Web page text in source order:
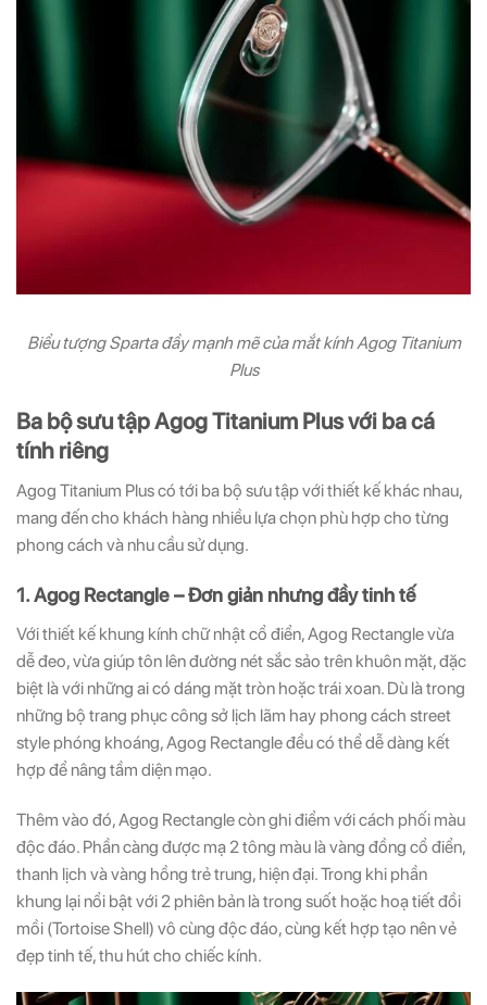
Biểu tượng Sparta đầy mạnh mẽ của mắt kính Agog Titanium
Plus
Ba bộ sưu tập Agog Titanium Plus với ba cá
tính riêng
Agog Titanium Plus có tới ba bộ sưu tập với thiết kế khác nhau,
mang đến cho khách hàng nhiều lựa chọn phù hợp cho từng
phong cách và nhu cầu sử dụng.
1. Agog Rectangle – Đơn giản nhưng đầy tinh tế
Với thiết kế khung kính chữ nhật cổ điển, Agog Rectangle vừa
dễ đeo, vừa giúp tôn lên đường nét sắc sảo trên khuôn mặt, đặc
biệt là với những ai có dáng mặt tròn hoặc trái xoan. Dù là trong
những bộ trang phục công sở lịch lãm hay phong cách street
style phóng khoáng, Agog Rectangle đều có thể dễ dàng kết
hợp để nâng tầm diện mạo.
Thêm vào đó, Agog Rectangle còn ghi điểm với cách phối màu
độc đáo. Phần càng được mạ 2 tông màu là vàng đồng cổ điển,
thanh lịch và vàng hồng trẻ trung, hiện đại. Trong khi phần
khung lại nổi bật với 2 phiên bản là trong suốt hoặc hoạ tiết đồi
mồi (Tortoise Shell) vô cùng độc đáo, cùng kết hợp tạo nên vẻ
đẹp tinh tế, thu hút cho chiếc kính.